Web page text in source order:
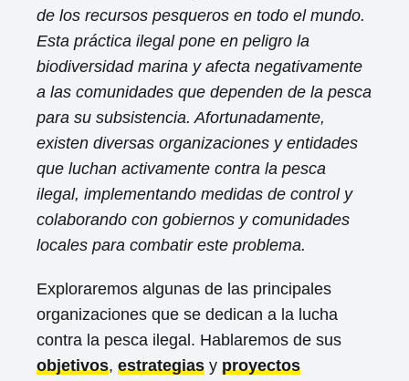
de los recursos pesqueros en todo el mundo.
Esta práctica ilegal pone en peligro la
biodiversidad marina y afecta negativamente
a las comunidades que dependen de la pesca
para su subsistencia. Afortunadamente,
existen diversas organizaciones y entidades
que luchan activamente contra la pesca
ilegal, implementando medidas de control y
colaborando con gobiernos y comunidades
locales para combatir este problema.
Exploraremos algunas de las principales
organizaciones que se dedican a la lucha
contra la pesca ilegal. Hablaremos de sus
objetivos, estrategias y proyectos